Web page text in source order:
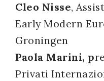
Cleo Nisse,
Early Modern
Groningen
Paola Marini, p
Privati